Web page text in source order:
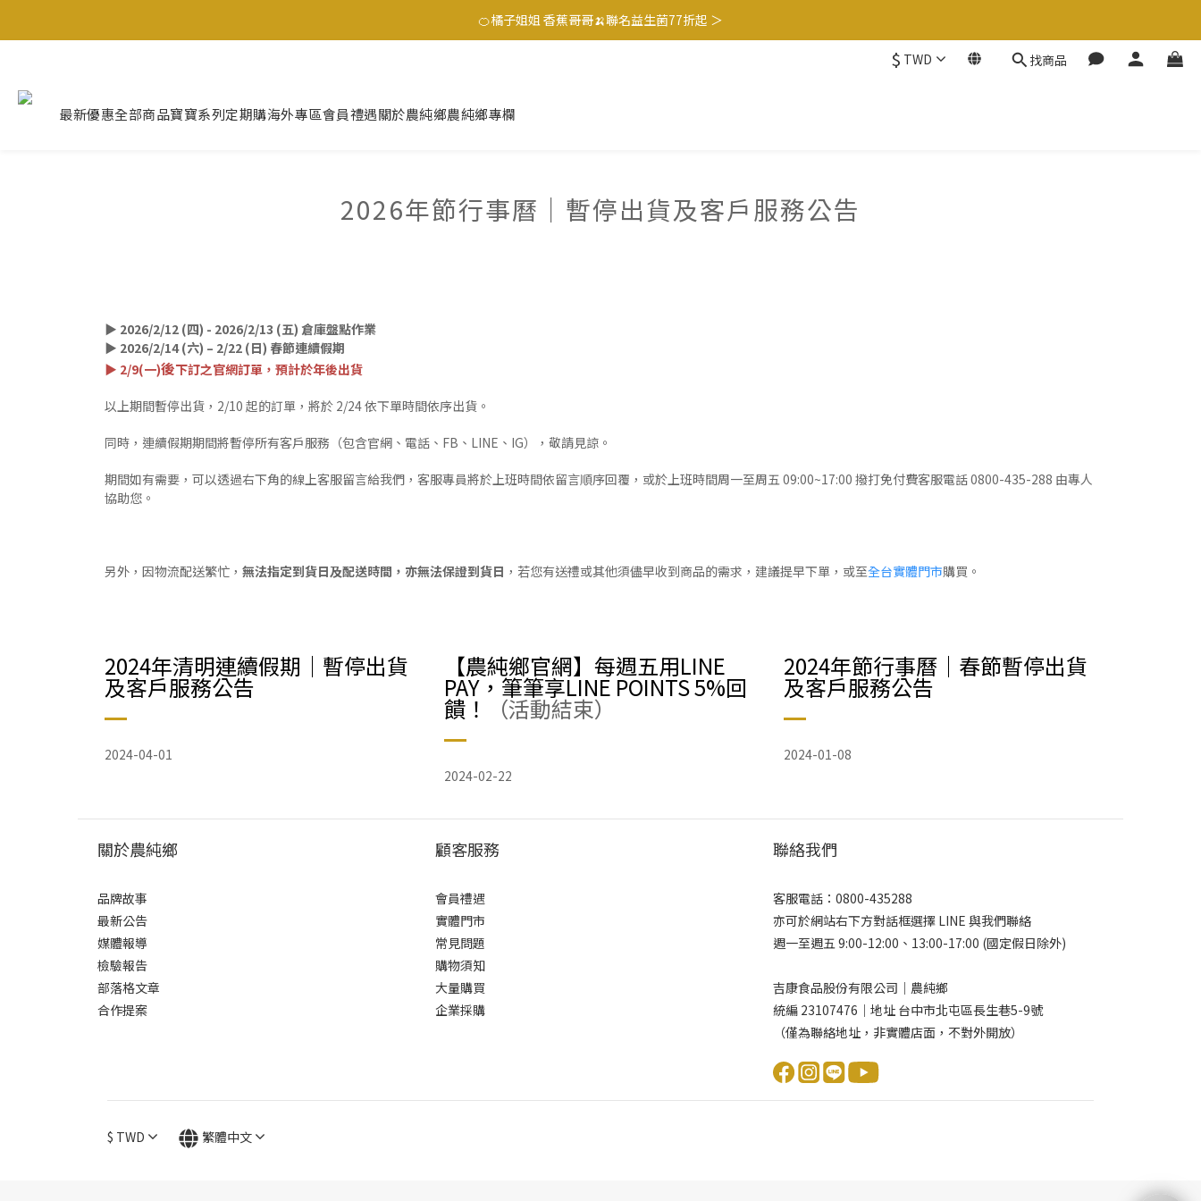
滿$1250免運費 立即選購>
🍊橘子姐姐 香蕉哥哥🍌聯名益生菌77折起 ＞
$ TWD 找商品
最新優惠全部商品寶寶系列定期購海外專區會員禮遇關於農純鄉農純鄉專欄
2026年節行事曆｜暫停出貨及客戶服務公告
▶ 2026/2/12 (四) - 2026/2/13 (五) 倉庫盤點作業
▶ 2026/2/14 (六) – 2/22 (日) 春節連續假期
▶ 2/9(一)後下訂之官網訂單，預計於年後出貨
以上期間暫停出貨，2/10 起的訂單，將於 2/24 依下單時間依序出貨。
同時，連續假期期間將暫停所有客戶服務（包含官網、電話、FB、LINE、IG），敬請見諒。
期間如有需要，可以透過右下角的線上客服留言給我們，客服專員將於上班時間依留言順序回覆，或於上班時間周一至周五 09:00~17:00 撥打免付費客服電話 0800-435-288 由專人
協助您。
另外，因物流配送繁忙， 無法指定到貨日及配送時間，亦無法保證到貨日 ，若您有送禮或其他須儘早收到商品的需求，建議提早下單，或至全台實體門市購買。
2024年清明連續假期｜暫停出貨
及客戶服務公告
2024-04-01
【農純鄉官網】每週五用LINE
PAY，筆筆享LINE POINTS 5%回
饋！ （活動結束）
2024-02-22
2024年節行事曆｜春節暫停出貨
及客戶服務公告
2024-01-08
關於農純鄉
品牌故事
最新公告
媒體報導
檢驗報告
部落格文章
合作提案
顧客服務
會員禮遇
實體門市
常見問題
購物須知
大量購買
企業採購
聯絡我們
客服電話：0800-435288
亦可於網站右下方對話框選擇 LINE 與我們聯絡
週一至週五 9:00-12:00、13:00-17:00 (國定假日除外)
吉康食品股份有限公司｜農純鄉
統編 23107476｜地址 台中市北屯區長生巷5-9號
（僅為聯絡地址，非實體店面，不對外開放）
$ TWD 繁體中文